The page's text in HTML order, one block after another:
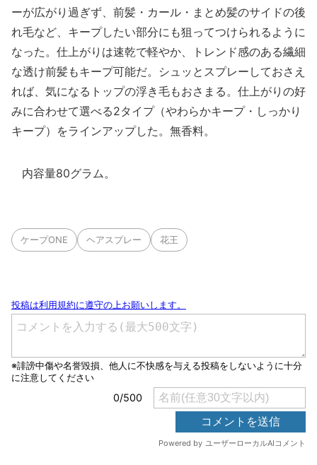
ーが広がり過ぎず、前髪・カール・まとめ髪のサイドの後
れ毛など、キープしたい部分にも狙ってつけられるように
なった。仕上がりは速乾で軽やか、トレンド感のある繊細
な透け前髪もキープ可能だ。シュッとスプレーしておさえ
れば、気になるトップの浮き毛もおさまる。仕上がりの好
みに合わせて選べる2タイプ（やわらかキープ・しっかり
キープ）をラインアップした。無香料。
内容量80グラム。
ケープONE ヘアスプレー 花王